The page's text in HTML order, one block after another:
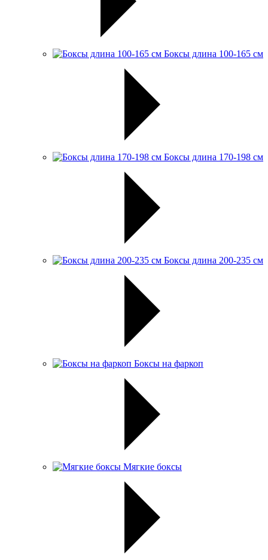
Боксы длина 100-165 см
Боксы длина 170-198 см
Боксы длина 200-235 см
Боксы на фаркоп
Мягкие боксы